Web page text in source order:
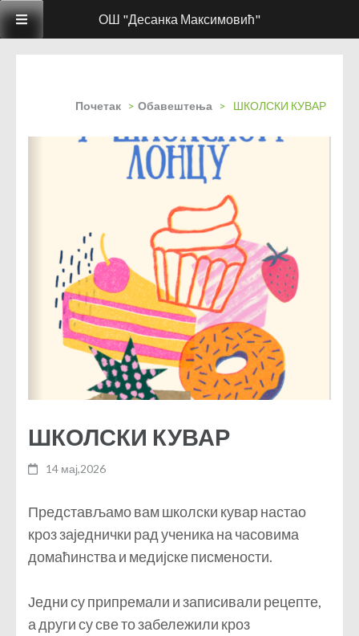
Почетак > Обавештења > ШКОЛСКИ КУВАР
ШКОЛСКИ КУВАР
14 мај,2026
Представљамо вам школски кувар настао
кроз заједнички рад ученика на часовима
домаћинства и медијске писмености.
Једни су припремали и записивали рецепте,
а други су све то забележили кроз
ОШ "Десанка Максимовић"